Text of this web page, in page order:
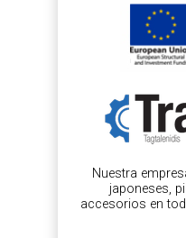
Nuestra
japoneses,
accesorios en